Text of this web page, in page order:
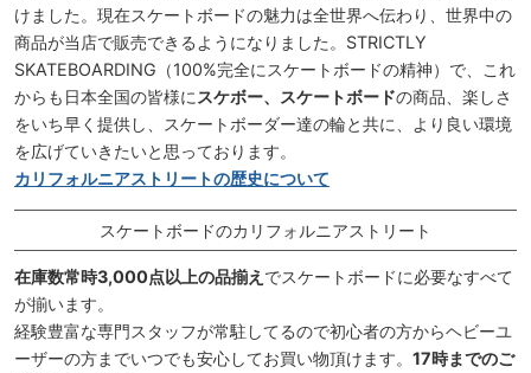
けました。現在スケートボードの魅力は全世界へ伝わり、世界中の
商品が当店で販売できるようになりました。STRICTLY
SKATEBOARDING（100%完全にスケートボードの精神）で、これ
からも日本全国の皆様に スケボー、スケートボードの商品、楽しさ
をいち早く提供し、スケートボーダー達の輪と共に、より良い環境
を広げていきたいと思っております。
カリフォルニアストリートの歴史について
スケートボードのカリフォルニアストリート
在庫数常時3,000点以上の品揃え でスケートボードに必要なすべて
が揃います。
経験豊富な専門スタッフが常駐してるので初心者の方からヘビーユ
ーザーの方までいつでも安心してお買い物頂けます。 17時までのご